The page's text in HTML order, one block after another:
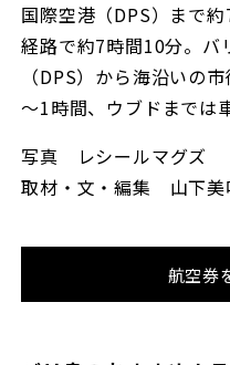
国際空港（DPS）まで
経路で約7時間10分。バ
（DPS）から海沿いの
～1時間、ウブドまでは
写真 レシールマグズ
取材・文・編集 山下美
航空券